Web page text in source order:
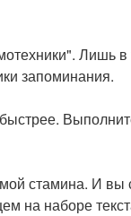
Лишь в
запоминания.
стамина. И вы
на наборе